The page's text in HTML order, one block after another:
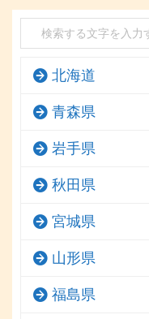
北海道
青森県
岩手県
秋田県
宮城県
山形県
福島県